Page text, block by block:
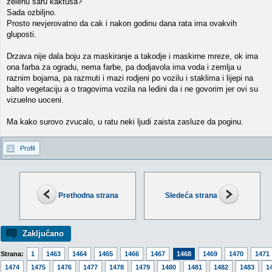
Prethodna strana Sledeća strana
Zaključano
Strana: 1 1463 1464 1465 1466 1467 1468 1469 1470
1471
1474
1475 1476 1477 1478 1479 1480 1481 1482 1483
Sada ozbiljno.
Prosto nevjerovatno da cak i nakon godinu dana rata ima ovakvih
gluposti.
Drzava nije dala boju za maskiranje a takodje i maskirne mreze, ok ima
ona farba za ogradu, nema farbe, pa dodjavola ima voda i zemlja u
raznim bojama, pa razmuti i mazi rodjeni po vozilu i staklima i lijepi na
balto vegetaciju a o tragovima vozila na ledini da i ne govorim jer ovi su
vizuelno uoceni.
Ma kako surovo zvucalo, u ratu neki ljudi zaista zasluze da poginu.
Profil